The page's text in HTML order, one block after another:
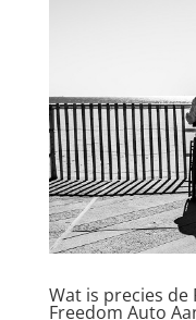
Wat is precies
Freedom Auto